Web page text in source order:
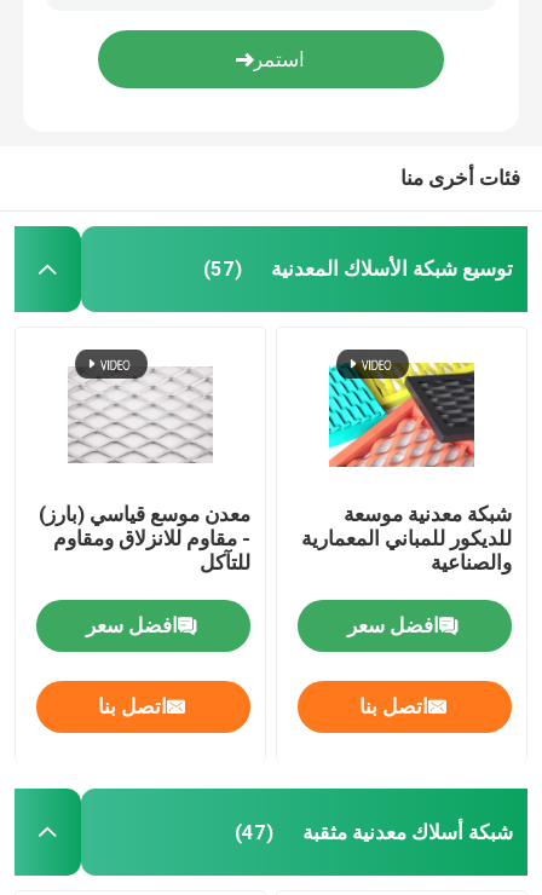
قماش منسوج من الأسلاك
شبكة أمان معدنية
حزام النقل المعدني
مرشح شبكة الشاشة
صريف الصلب الملحوم
سلال التراب
شبكة أمان هليكوبتر
فئات أخرى منا
توسيع شبكة الأسلاك المعدنية (57)
شبكة معدنية موسعة
للديكور للمباني المعمارية
والصناعية
افضل سعر
اتصل بنا
معدن موسع قياسي (بارز)
- مقاوم للانزلاق ومقاوم
للتآكل
افضل سعر
اتصل بنا
شبكة أسلاك معدنية مثقبة (47)